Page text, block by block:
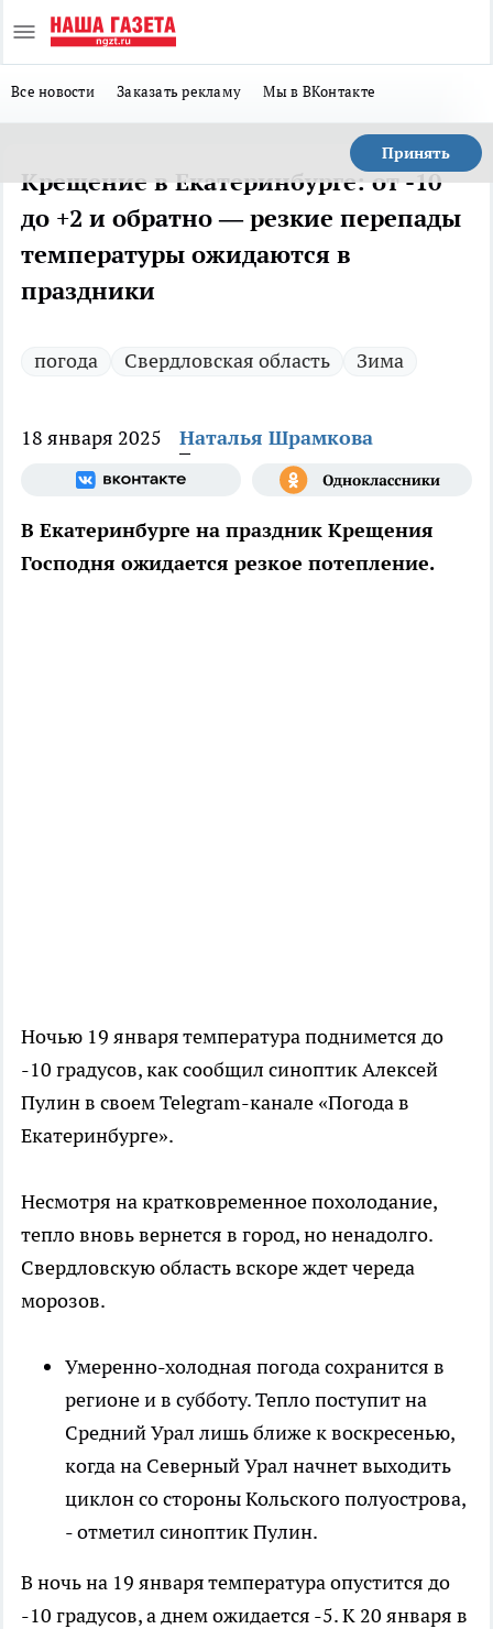
Все новости Заказать рекламу Мы в ВКонтакте
Принять
Крещение в Екатеринбурге: от -10
до +2 и обратно — резкие перепады
температуры ожидаются в
праздники
погода Свердловская область Зима
18 января 2025 Наталья Шрамкова
В Екатеринбурге на праздник Крещения
Господня ожидается резкое потепление.
Ночью 19 января температура поднимется до
-10 градусов, как сообщил синоптик Алексей
Пулин в своем Telegram-канале «Погода в
Екатеринбурге».
Несмотря на кратковременное похолодание,
тепло вновь вернется в город, но ненадолго.
Свердловскую область вскоре ждет череда
морозов.
Умеренно-холодная погода сохранится в
регионе и в субботу. Тепло поступит на
Средний Урал лишь ближе к воскресенью,
когда на Северный Урал начнет выходить
циклон со стороны Кольского полуострова,
- отметил синоптик Пулин.
В ночь на 19 января температура опустится до
-10 градусов, а днем ожидается -5. К 20 января в